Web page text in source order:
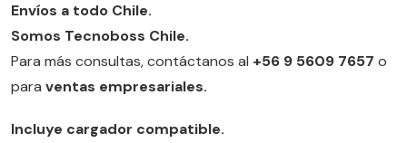
Envíos a todo Chile.
Somos Tecnoboss Chile.
Para más consultas, contáctanos al +56 9 5609 7657 o
para ventas empresariales.
Incluye cargador compatible.